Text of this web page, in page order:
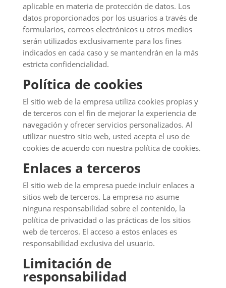
aplicable en materia de protección de datos. Los
datos proporcionados por los usuarios a través de
formularios, correos electrónicos u otros medios
serán utilizados exclusivamente para los fines
indicados en cada caso y se mantendrán en la más
estricta confidencialidad.
Política de cookies
El sitio web de la empresa utiliza cookies propias y
de terceros con el fin de mejorar la experiencia de
navegación y ofrecer servicios personalizados. Al
utilizar nuestro sitio web, usted acepta el uso de
cookies de acuerdo con nuestra política de cookies.
Enlaces a terceros
El sitio web de la empresa puede incluir enlaces a
sitios web de terceros. La empresa no asume
ninguna responsabilidad sobre el contenido, la
política de privacidad o las prácticas de los sitios
web de terceros. El acceso a estos enlaces es
responsabilidad exclusiva del usuario.
Limitación de
responsabilidad